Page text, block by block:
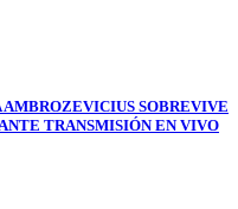
SOBREVIVE
TRANSMISIÓN EN VIVO